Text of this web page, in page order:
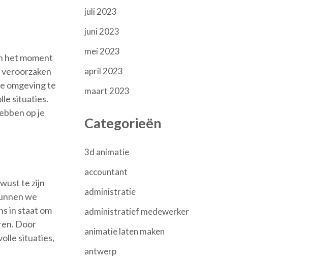
het moment
omgeving te
situaties.
op je
te zijn
we
in staat om
Door
situaties,
juli 2023
juni 2023
mei 2023
april 2023
maart 2023
Categorieën
3d animatie
accountant
administratie
administratief medewerker
animatie laten maken
antwerp